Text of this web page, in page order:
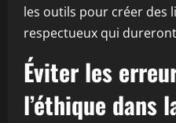
les outils pour créer des
respectueux qui
Éviter les
l’éthique dans